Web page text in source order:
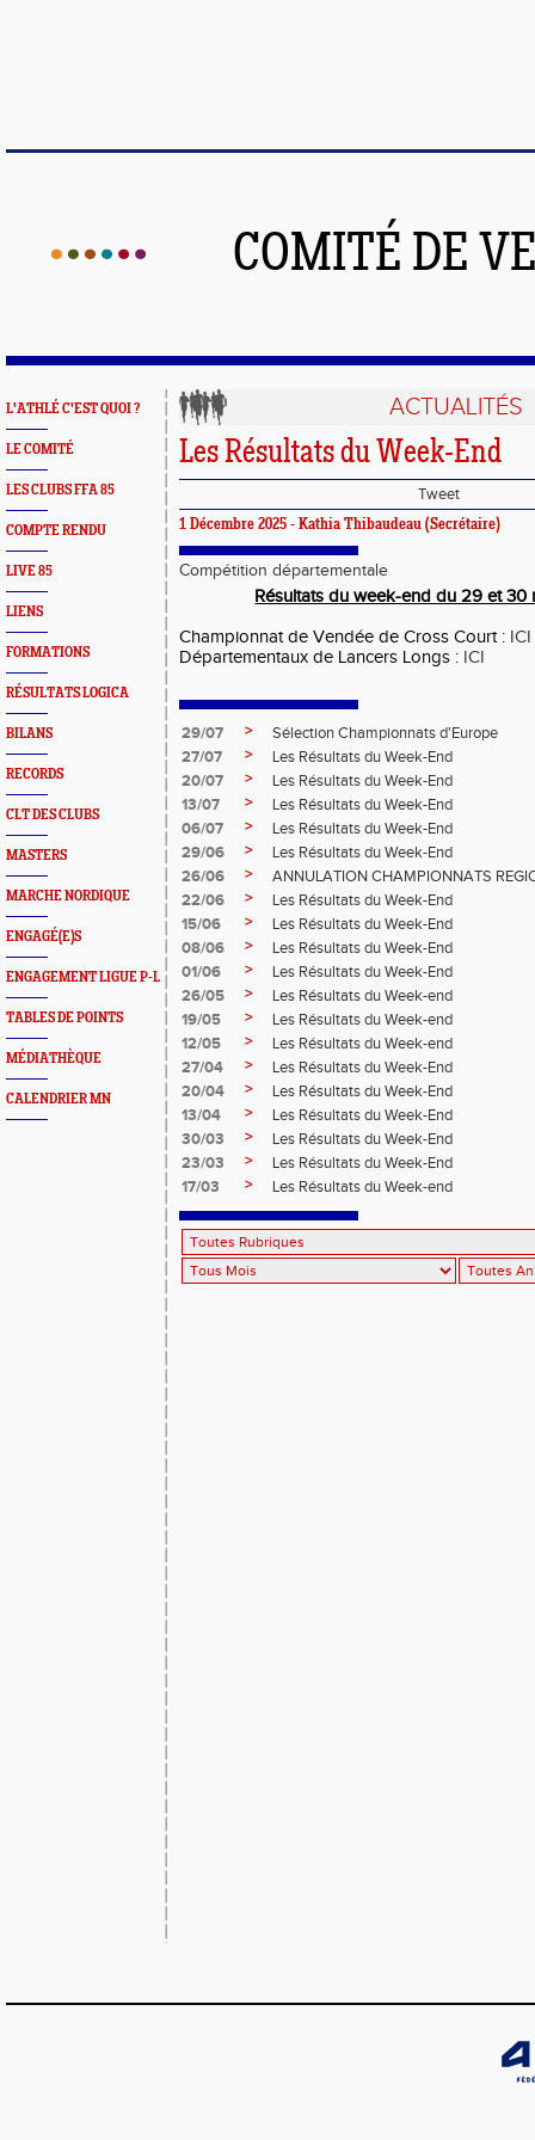
COMITÉ DE
L'ATHLÉ C'EST QUOI ?
LE COMITÉ
LES CLUBS FFA 85
COMPTE RENDU
LIVE 85
LIENS
FORMATIONS
RÉSULTATS LOGICA
BILANS
RECORDS
CLT DES CLUBS
MASTERS
MARCHE NORDIQUE
ENGAGÉ(E)S
ENGAGEMENT LIGUE P-L
TABLES DE POINTS
MÉDIATHÈQUE
CALENDRIER MN
ACTUALITÉS
Les Résultats du Week-End
Tweet
1 Décembre 2025 - Kathia Thibaudeau (Secrétaire)
Compétition départementale
Résultats du week-end du 29 et
Championnat de Vendée de Cross Court : ICI
Départementaux de Lancers Longs : ICI
29/07 >
Sélection Championnats d'Europe
27/07
>
Les Résultats du Week-End
20/07
>
Les Résultats du Week-End
13/07
>
Les Résultats du Week-End
06/07
>
Les Résultats du Week-End
29/06
>
Les Résultats du Week-End
26/06
>
ANNULATION CHAMPIONNATS
22/06
>
Les Résultats du Week-End
15/06
>
Les Résultats du Week-End
08/06
>
Les Résultats du Week-End
01/06
>
Les Résultats du Week-End
26/05
>
Les Résultats du Week-end
19/05
>
Les Résultats du Week-end
12/05
>
Les Résultats du Week-end
27/04
>
Les Résultats du Week-End
20/04
>
Les Résultats du Week-End
13/04
>
Les Résultats du Week-End
30/03
>
Les Résultats du Week-End
23/03
>
Les Résultats du Week-End
17/03
> Les Résultats du Week-end